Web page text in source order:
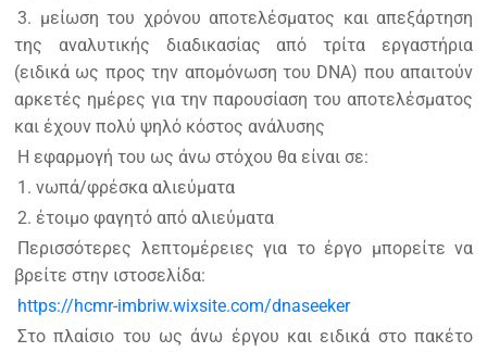
3. μείωση του χρόνου αποτελέσματος και απεξάρτηση
της αναλυτικής διαδικασίας από τρίτα εργαστήρια
(ειδικά ως προς την απομόνωση του DNA) που απαιτούν
αρκετές ημέρες για την παρουσίαση του αποτελέσματος
και έχουν πολύ ψηλό κόστος ανάλυσης
Η εφαρμογή του ως άνω στόχου θα είναι σε:
1. νωπά/φρέσκα αλιεύματα
2. έτοιμο φαγητό από αλιεύματα
Περισσότερες λεπτομέρειες για το έργο μπορείτε να
βρείτε στην ιστοσελίδα:
https://hcmr-imbriw.wixsite.com/dnaseeker
Στο πλαίσιο του ως άνω έργου και ειδικά στο πακέτο